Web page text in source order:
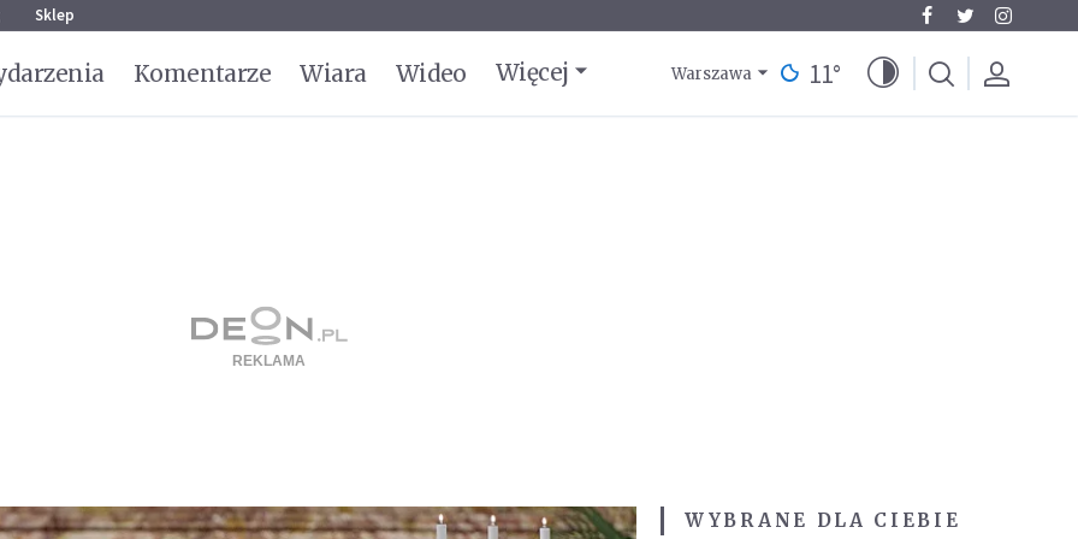
Sklep
Komentarze Wiara Wideo Więcej Warszawa 11°
WYBRANE DLA CIEBIE